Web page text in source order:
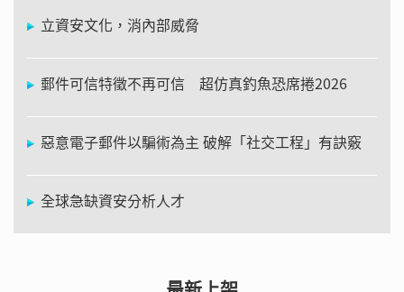
立資安文化，消內部威脅
郵件可信特徵不再可信 超仿真釣魚恐席捲2026
惡意電子郵件以騙術為主 破解「社交工程」有訣竅
全球急缺資安分析人才